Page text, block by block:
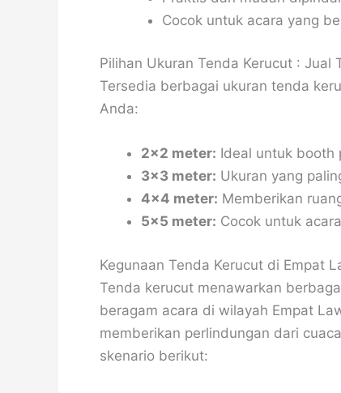
Cocok untuk acara yang
Pilihan Ukuran Tenda Kerucut : Jual
Tersedia berbagai ukuran tenda
Anda:
2×2 meter: Ideal untuk booth
3×3 meter: Ukuran yang
4×4 meter: Memberikan
5×5 meter: Cocok untuk
Kegunaan Tenda Kerucut di Empat
Tenda kerucut menawarkan
beragam acara di wilayah Empat
memberikan perlindungan dari
skenario berikut: